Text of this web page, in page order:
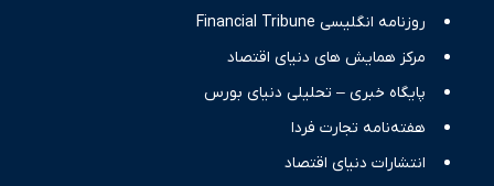
روزنامه انگلیسی Financial Tribune
مرکز همایش های دنیای اقتصاد
پایگاه خبری – تحلیلی دنیای بورس
هفته‌نامه تجارت فردا
انتشارات دنیای اقتصاد